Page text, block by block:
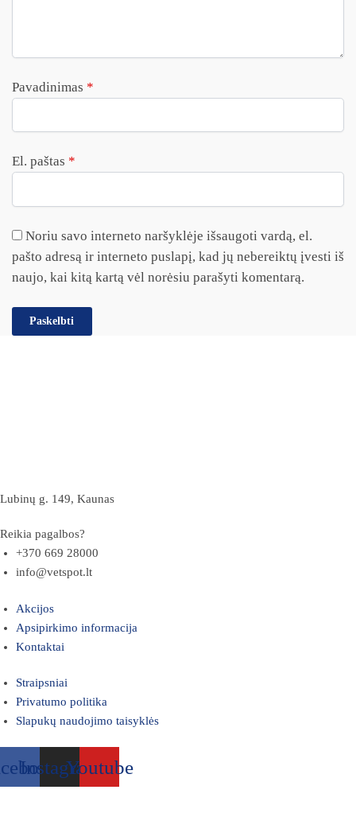
Pavadinimas *
El. paštas *
Noriu savo interneto naršyklėje išsaugoti vardą, el.
pašto adresą ir interneto puslapį, kad jų nebereiktų įvesti iš
naujo, kai kitą kartą vėl norėsiu parašyti komentarą.
Lubinų g. 149, Kaunas
Reikia pagalbos?
+370 669 28000
info@vetspot.lt
Akcijos
Apsipirkimo informacija
Kontaktai
Straipsniai
Privatumo politika
Slapukų naudojimo taisyklės
InstagramYoutube